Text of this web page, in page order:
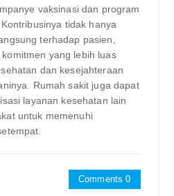
vaksinasi dan program
tidak hanya
terhadap pasien,
yang lebih luas
dan kesejahteraan
Rumah sakit juga dapat
layanan kesehatan lain
untuk memenuhi
Comments 0